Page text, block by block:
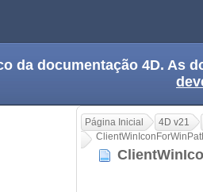
da documentação 4D. As
Página Inicial
4D v21